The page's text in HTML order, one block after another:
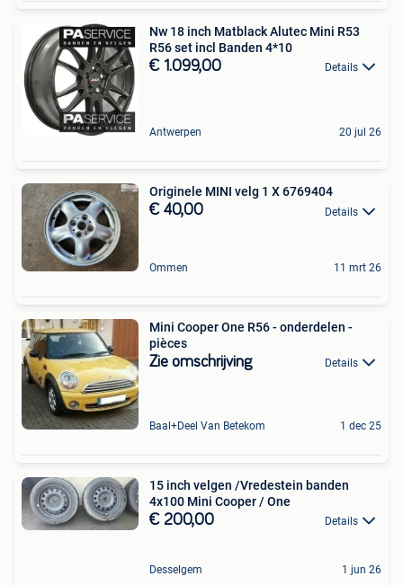
Nw 18 inch Matblack Alutec Mini R53
R56 set incl Banden 4*10
€ 1.099,00 Details
Antwerpen 20 jul 26
Originele MINI velg 1 X 6769404
€ 40,00 Details
Ommen 11 mrt 26
Mini Cooper One R56 - onderdelen -
pièces
Zie omschrijving Details
Baal+Deel Van Betekom 1 dec 25
15 inch velgen /Vredestein banden
4x100 Mini Cooper / One
€ 200,00 Details
Desselgem 1 jun 26